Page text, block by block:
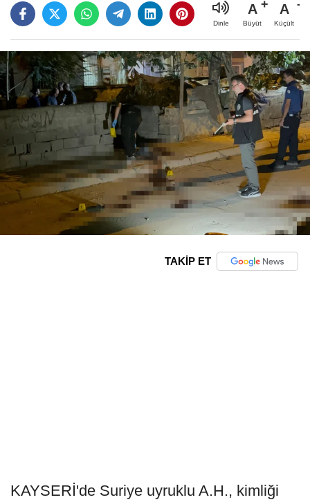
Dinle
A
Büyüt
A
Küçült
TAKİP ET
KAYSERİ'de Suriye uyruklu A.H., kimliği